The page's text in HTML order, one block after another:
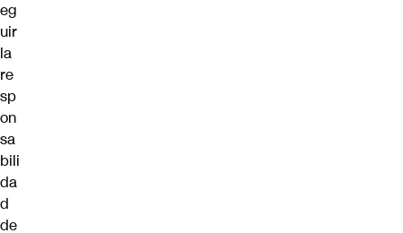
eg
uir
la
re
sp
on
sa
bili
da
d
de